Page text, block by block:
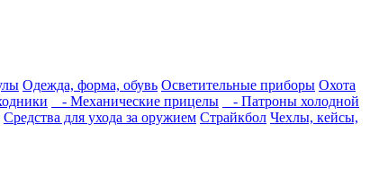
Одежда, форма, обувь Осветительные приборы Охота
- Механические прицелы
- Патроны холодной
Средства для ухода за оружием Страйкбол Чехлы, кейсы,